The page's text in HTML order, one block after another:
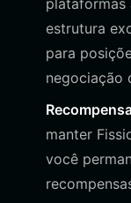
plataformas
estrutura
para
negociação
manter
você